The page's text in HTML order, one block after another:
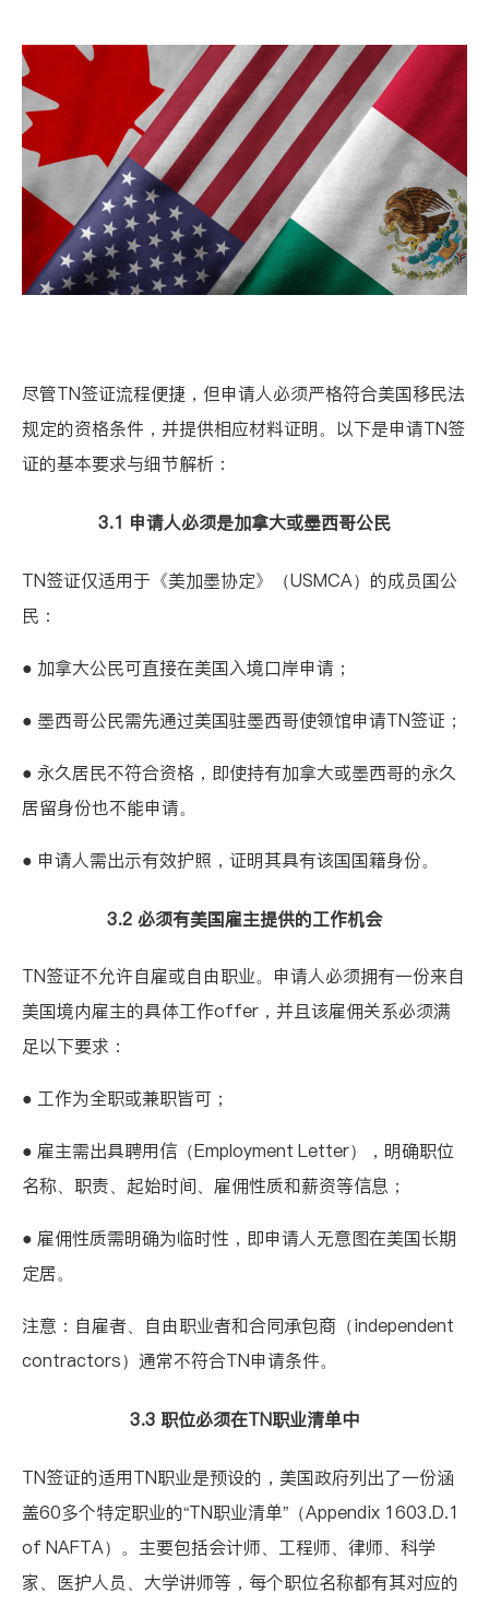
尽管TN签证流程便捷，但申请人必须严格符合美国移民法
规定的资格条件，并提供相应材料证明。以下是申请TN签
证的基本要求与细节解析：
3.1 申请人必须是加拿大或墨西哥公民
TN签证仅适用于《美加墨协定》（USMCA）的成员国公
民：
● 加拿大公民可直接在美国入境口岸申请；
● 墨西哥公民需先通过美国驻墨西哥使领馆申请TN签证；
● 永久居民不符合资格，即使持有加拿大或墨西哥的永久
居留身份也不能申请。
● 申请人需出示有效护照，证明其具有该国国籍身份。
3.2 必须有美国雇主提供的工作机会
TN签证不允许自雇或自由职业。申请人必须拥有一份来自
美国境内雇主的具体工作offer，并且该雇佣关系必须满
足以下要求：
● 工作为全职或兼职皆可；
● 雇主需出具聘用信（Employment Letter），明确职位
名称、职责、起始时间、雇佣性质和薪资等信息；
● 雇佣性质需明确为临时性，即申请人无意图在美国长期
定居。
注意：自雇者、自由职业者和合同承包商（independent
contractors）通常不符合TN申请条件。
3.3 职位必须在TN职业清单中
TN签证的适用TN职业是预设的，美国政府列出了一份涵
盖60多个特定职业的“TN职业清单”（Appendix 1603.D.1
of NAFTA） 。主要包括会计师、工程师、律师、科学
家、医护人员、大学讲师等，每个职位名称都有其对应的